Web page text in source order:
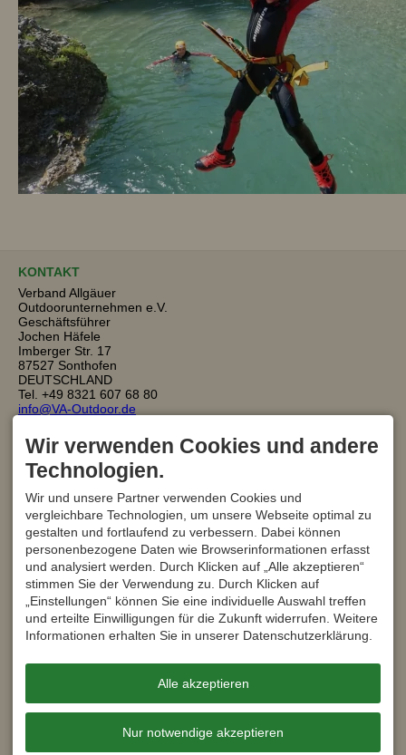
KONTAKT
Verband Allgäuer
Outdoorunternehmen e.V.
Geschäftsführer
Jochen Häfele
Imberger Str. 17
87527 Sonthofen
DEUTSCHLAND
Tel. +49 8321 607 68 80
info@VA-Outdoor.de
Die Europäische Stimme für
geführte Outdoor Aktivitäten
Wir verwenden Cookies und andere
Technologien.
Wir und unsere Partner verwenden Cookies und
vergleichbare Technologien, um unsere Webseite optimal zu
gestalten und fortlaufend zu verbessern. Dabei können
personenbezogene Daten wie Browserinformationen erfasst
und analysiert werden. Durch Klicken auf „Alle akzeptieren“
stimmen Sie der Verwendung zu. Durch Klicken auf
„Einstellungen“ können Sie eine individuelle Auswahl treffen
und erteilte Einwilligungen für die Zukunft widerrufen. Weitere
Informationen erhalten Sie in unserer Datenschutzerklärung.
Alle akzeptieren
Nur notwendige akzeptieren